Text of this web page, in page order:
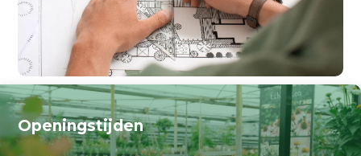
Openingstijden